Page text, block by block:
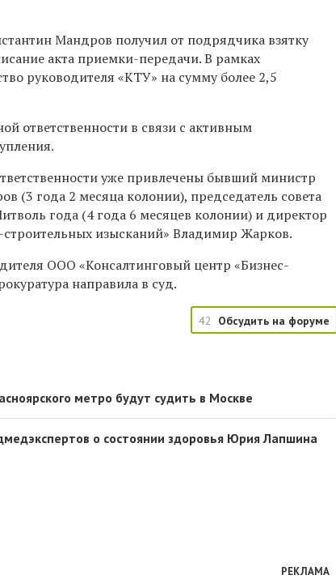
Мандров получил от подрядчика взятку
акта приемки-передачи. В рамках
руководителя «КТУ» на сумму более 2,5
ответственности в связи с активным
уже привлечены бывший министр
(3 года 2 месяца колонии), председатель совета
года (4 года 6 месяцев колонии) и директор
изысканий» Владимир Жарков.
ООО «Консалтинговый центр «Бизнес-
направила в суд.
42 Обсудить на форуме
метро будут судить в Москве
о состоянии здоровья Юрия Лапшина
РЕКЛАМА